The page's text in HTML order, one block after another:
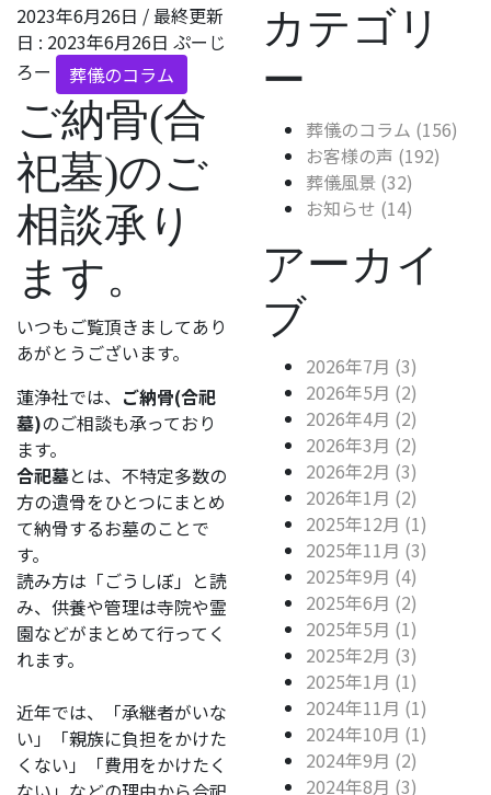
2023年6月26日 / 最終更新
日 : 2023年6月26日 ぷーじ
ろー
葬儀のコラム
ご納骨(合
祀墓)のご
相談承り
ます。
いつもご覧頂きましてあり
あがとうございます。
蓮浄社では、 ご納骨(合祀
墓)のご相談も承っており
ます。
合祀墓とは、不特定多数の
方の遺骨をひとつにまとめ
て納骨するお墓のことで
す。
読み方は「ごうしぼ」と読
み、供養や管理は寺院や霊
園などがまとめて行ってく
れます。
近年では、「承継者がいな
い」「親族に負担をかけた
くない」「費用をかけたく
カテゴリ
ー
葬儀のコラム (156)
お客様の声 (192)
葬儀風景 (32)
お知らせ (14)
アーカイ
ブ
2026年7月 (3)
2026年5月 (2)
2026年4月 (2)
2026年3月 (2)
2026年2月 (3)
2026年1月 (2)
2025年12月 (1)
2025年11月 (3)
2025年9月 (4)
2025年6月 (2)
2025年5月 (1)
2025年2月 (3)
2025年1月 (1)
2024年11月 (1)
2024年10月 (1)
2024年9月 (2)
2024年8月 (3)